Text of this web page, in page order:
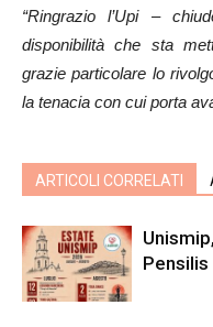
“Ringrazio l’Upi –
disponibilità che sta
grazie particolare lo
la tenacia con cui porta
ARTICOLI CORRELATI